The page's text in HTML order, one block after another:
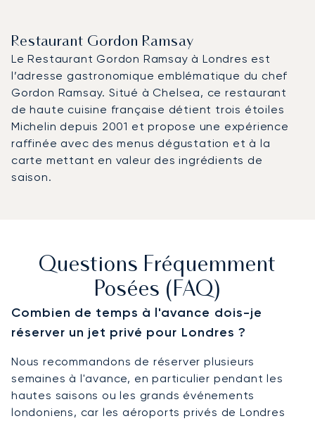
Restaurant Gordon Ramsay
Le Restaurant Gordon Ramsay à Londres est
l’adresse gastronomique emblématique du chef
Gordon Ramsay. Situé à Chelsea, ce restaurant
de haute cuisine française détient trois étoiles
Michelin depuis 2001 et propose une expérience
raffinée avec des menus dégustation et à la
carte mettant en valeur des ingrédients de
saison.
Questions Fréquemment
Posées (FAQ)
Combien de temps à l'avance dois-je
réserver un jet privé pour Londres ?
Nous recommandons de réserver plusieurs
semaines à l'avance, en particulier pendant les
hautes saisons ou les grands événements
londoniens, car les aéroports privés de Londres